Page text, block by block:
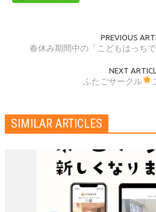
PREVIOUS
春休み期間中の「こどもはっち
NEXT
ふたごサークル
SIMILAR ARTICLES